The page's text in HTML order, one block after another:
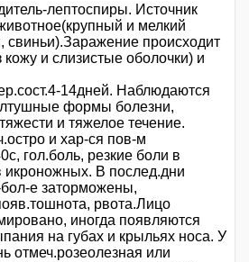
лептоспиры. Источник
и мелкий
свиньи).Заражение происходит
и слизистые оболочки) и
14дней. Наблюдаются
формы болезни,
и тяжелое течение.
и хар-ся пов-м
гол.боль, резкие боли в
В послед.дни
бол-е заторможены,
рвота.Лицо
иногда появляются
на губах и крыльях носа. У
отмеч.розеолезная или